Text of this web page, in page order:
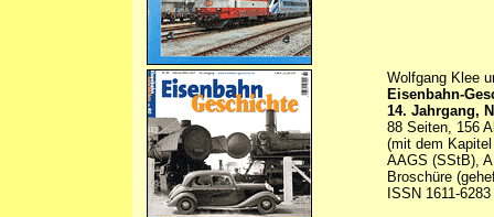
Wolfgang Klee
Eisenbahn-
14. Jahrgang,
88 Seiten, 156
(mit dem
AAGS (SStB),
Broschüre
ISSN 1611-6283